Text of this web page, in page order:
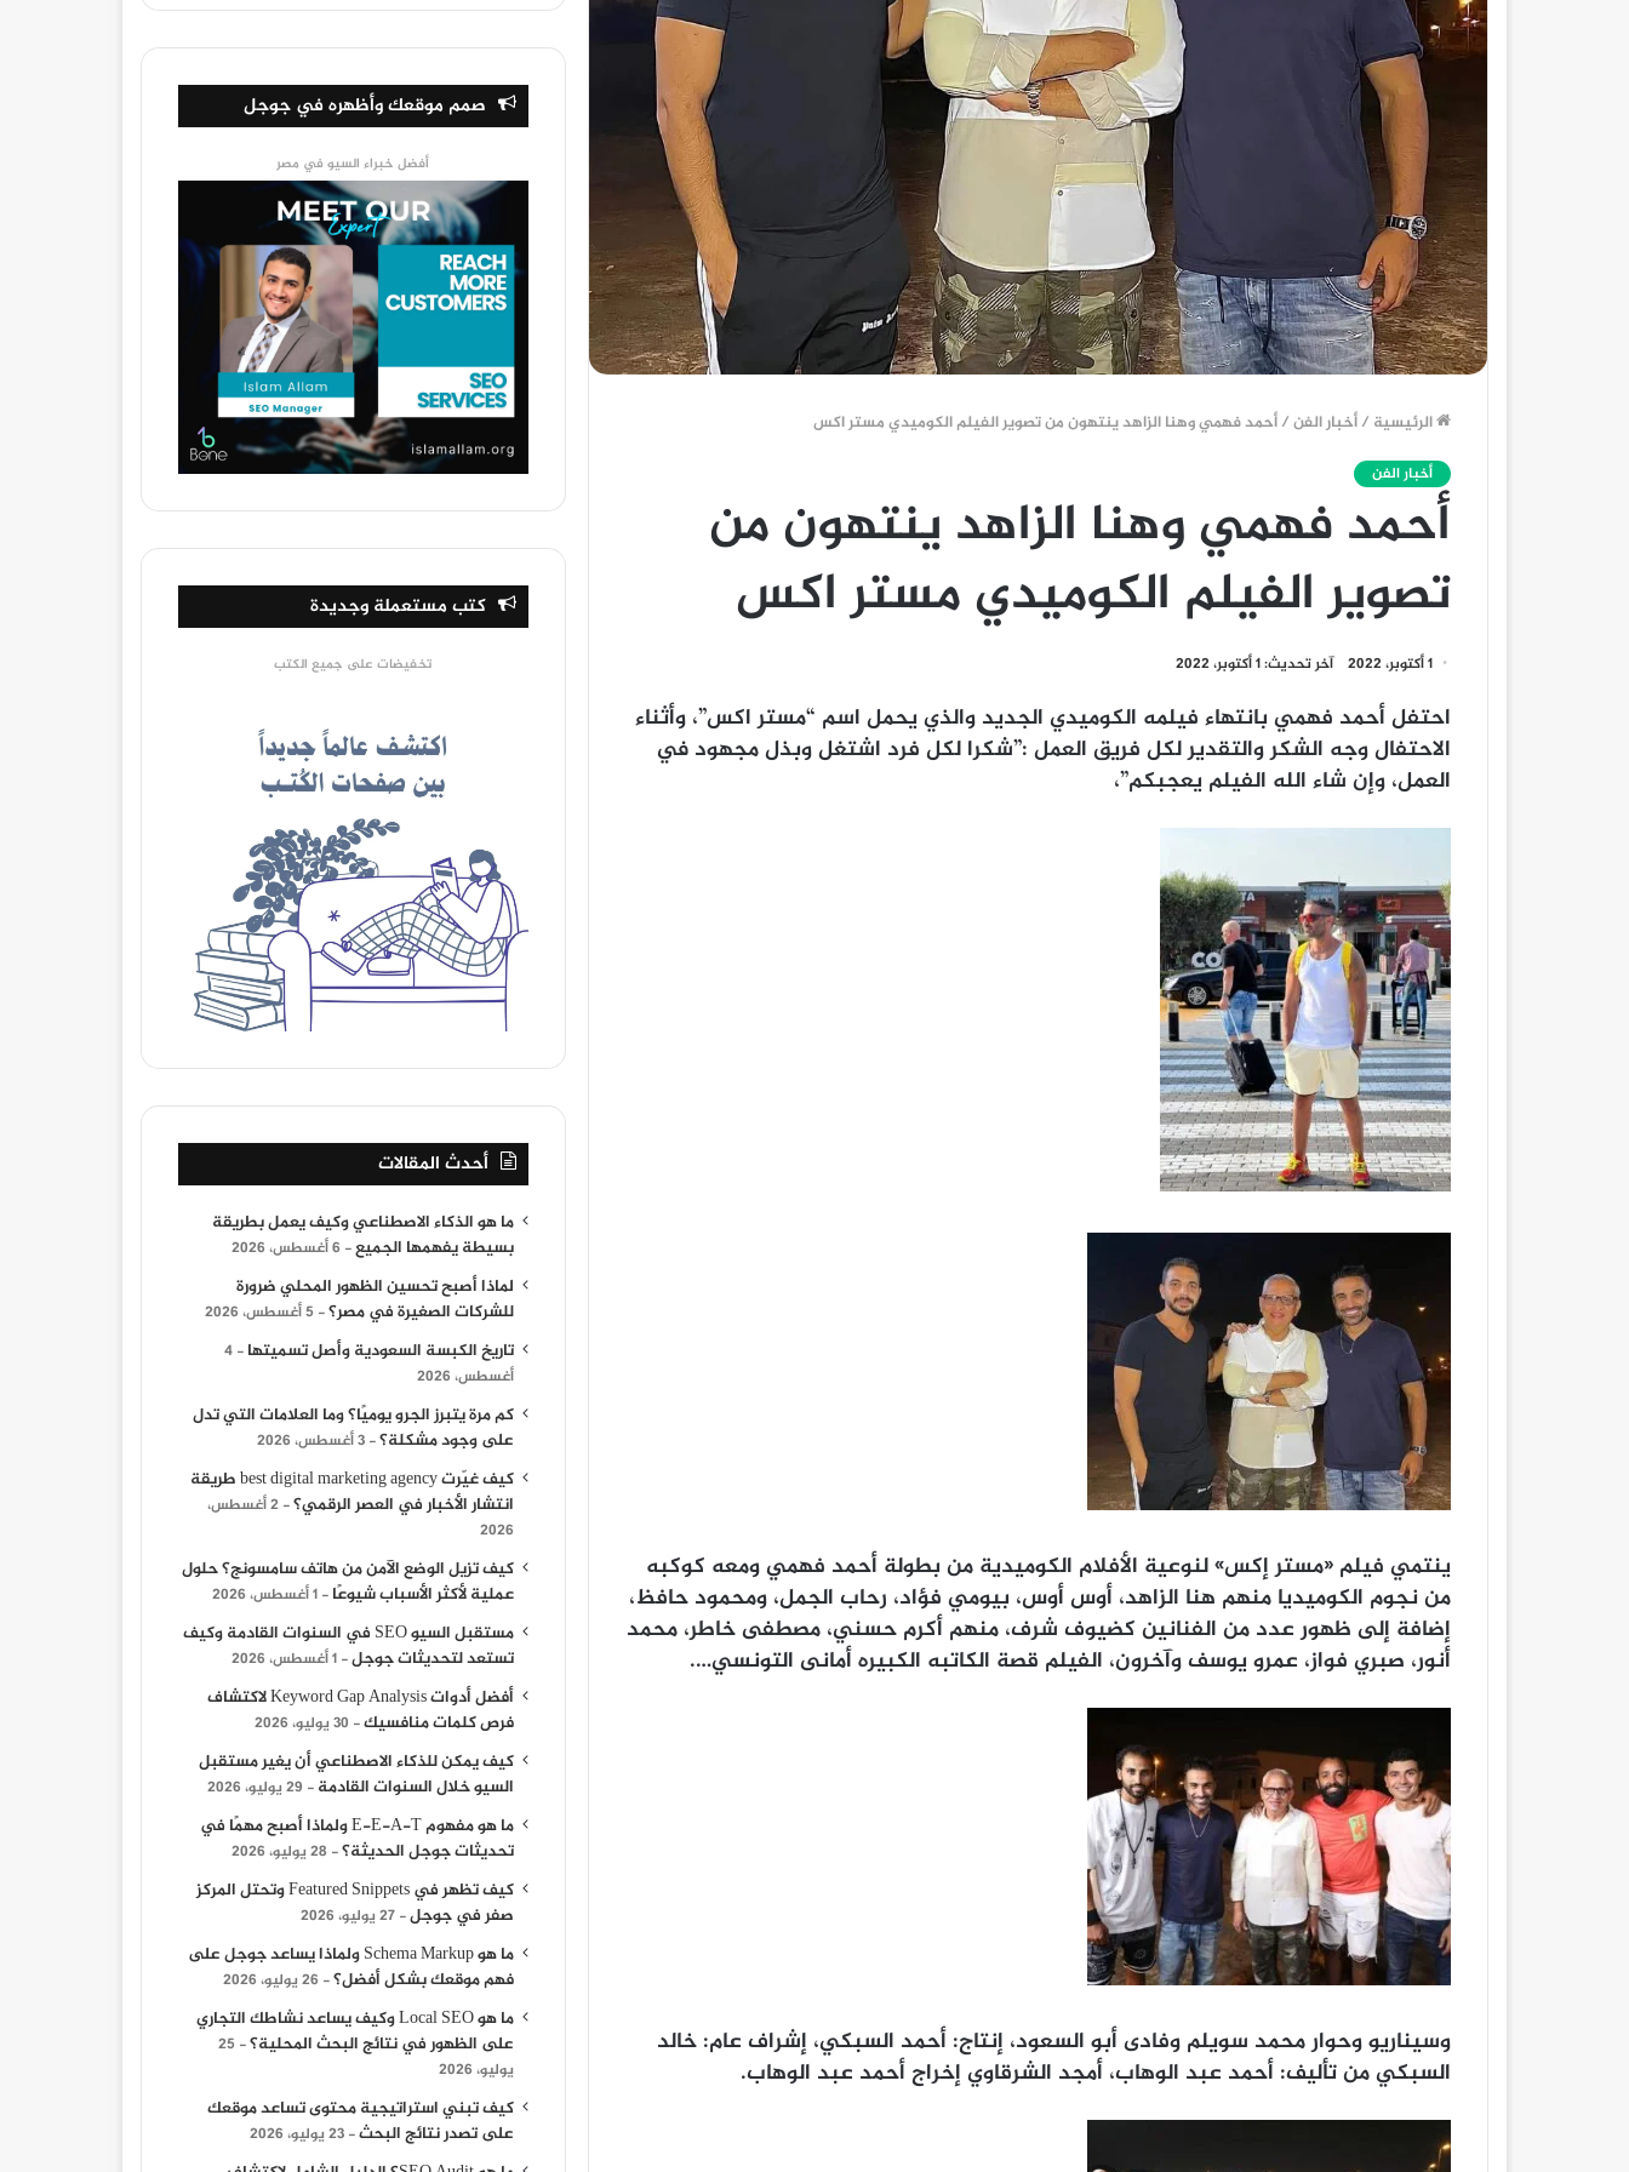
الرئيسية /أخبار الفن/أحمد فهمي وهنا الزاهد ينتهون من تصوير الفيلم الكوميدي مستر اكس
أخبار الفن
أحمد فهمي وهنا الزاهد ينتهون من
تصوير الفيلم الكوميدي مستر اكس
1 أكتوبر، 2022 آخر تحديث: 1 أكتوبر، 2022
احتفل أحمد فهمي بانتهاء فيلمه الكوميدي الجديد والذي يحمل اسم “مستر اكس”، وأثناء
الاحتفال وجه الشكر والتقدير لكل فريق العمل :”شكرا لكل فرد اشتغل وبذل مجهود في
العمل، وإن شاء الله الفيلم يعجبكم”،
ينتمي فيلم «مستر إكس» لنوعية الأفلام الكوميدية من بطولة أحمد فهمي ومعه كوكبه
من نجوم الكوميديا منهم هنا الزاهد، أوس أوس، بيومي فؤاد، رحاب الجمل، ومحمود حافظ،
إضافة إلى ظهور عدد من الفنانين كضيوف شرف، منهم أكرم حسني، مصطفى خاطر، محمد
أنور، صبري فواز، عمرو يوسف وآخرون، الفيلم قصة الكاتبه الكبيره أمانى التونسي….
وسيناريو وحوار محمد سويلم وفادى أبو السعود، إنتاج: أحمد السبكي، إشراف عام: خالد
السبكي من تأليف: أحمد عبد الوهاب، أمجد الشرقاوي إخراج أحمد عبد الوهاب.
صمم موقعك وأظهره في جوجل
أفضل خبراء السيو في مصر
كتب مستعملة وجديدة
تخفيضات على جميع الكتب
أحدث المقالات
ما هو الذكاء الاصطناعي وكيف يعمل بطريقة
بسيطة يفهمها الجميع
6 أغسطس، 2026
لماذا أصبح تحسين الظهور المحلي ضرورة
للشركات الصغيرة في مصر؟
5 أغسطس، 2026
تاريخ الكبسة السعودية وأصل تسميتها
4
أغسطس، 2026
كم مرة يتبرز الجرو يوميًا؟ وما العلامات التي تدل
على وجود مشكلة؟
3 أغسطس، 2026
كيف غيّرت best digital marketing agency طريقة
انتشار الأخبار في العصر الرقمي؟
2 أغسطس،
2026
كيف تزيل الوضع الآمن من هاتف سامسونج؟ حلول
عملية لأكثر الأسباب شيوعًا
1 أغسطس، 2026
مستقبل السيو SEO في السنوات القادمة وكيف
تستعد لتحديثات جوجل
1 أغسطس، 2026
أفضل أدوات Keyword Gap Analysis لاكتشاف
فرص كلمات منافسيك
30 يوليو، 2026
كيف يمكن للذكاء الاصطناعي أن يغير مستقبل
السيو خلال السنوات القادمة
29 يوليو، 2026
ما هو مفهوم E-E-A-T ولماذا أصبح مهمًا في
تحديثات جوجل الحديثة؟
28 يوليو، 2026
كيف تظهر في Featured Snippets وتحتل المركز
صفر في جوجل
27 يوليو، 2026
ما هو Schema Markup ولماذا يساعد جوجل على
فهم موقعك بشكل أفضل؟
26 يوليو، 2026
ما هو Local SEO وكيف يساعد نشاطك التجاري
على الظهور في نتائج البحث المحلية؟
25
يوليو، 2026
كيف تبني استراتيجية محتوى تساعد موقعك
على تصدر نتائج البحث
23 يوليو، 2026